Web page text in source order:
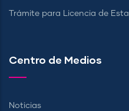
Trámite para Licencia de
Centro de Medios
Noticias